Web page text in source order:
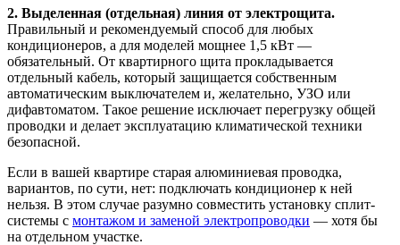
2. Выделенная (отдельная) линия от электрощита.
Правильный и рекомендуемый способ для любых
кондиционеров, а для моделей мощнее 1,5 кВт —
обязательный. От квартирного щита прокладывается
отдельный кабель, который защищается собственным
автоматическим выключателем и, желательно, УЗО или
дифавтоматом. Такое решение исключает перегрузку общей
проводки и делает эксплуатацию климатической техники
безопасной.
Если в вашей квартире старая алюминиевая проводка,
вариантов, по сути, нет: подключать кондиционер к ней
нельзя. В этом случае разумно совместить установку сплит-
системы с монтажом и заменой электропроводки — хотя бы
на отдельном участке.